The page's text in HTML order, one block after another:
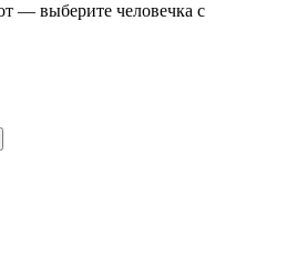
— выберите человечка с